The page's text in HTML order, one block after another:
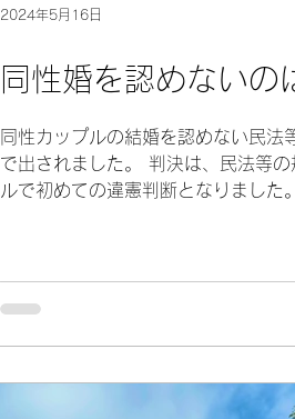
同性婚を認めない
同性カップルの結婚を認めない民
で出されました。 判決は、民法等
ルで初めての違憲判断となりました
2024年5月16日